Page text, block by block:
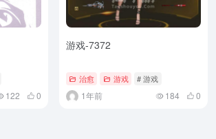
122 0
游戏-7372
治愈 游戏 # 游戏
1年前 184 0